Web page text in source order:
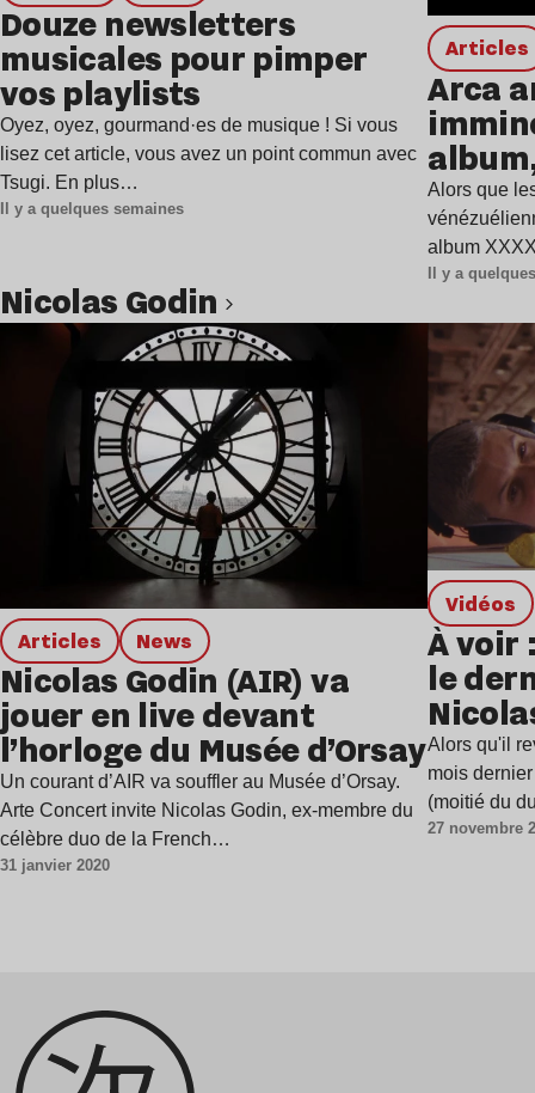
Douze newsletters
musicales pour pimper
vos playlists
Oyez, oyez, gourmand·es de musique ! Si vous
lisez cet article, vous avez un point commun avec
Tsugi. En plus…
Il y a quelques semaines
Articles
Arca
Alors que
album
Il y a
Nicolas Godin
Articles news
Nicolas Godin (AIR) va
jouer en live devant
l’horloge du Musée d’Orsay
Un courant d’AIR va souffler au Musée d’Orsay.
Arte Concert invite Nicolas Godin, ex-membre du
célèbre duo de la French…
31 janvier 2020
Vidéos
À voir
le
Alors qu'il
mois
(moitié du
27 novembre